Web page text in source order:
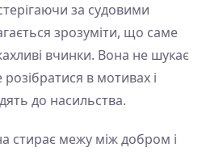
за судовими
зрозуміти, що саме
вчинки. Вона не шукає
в мотивах і
до насильства.
стирає межу між добром і